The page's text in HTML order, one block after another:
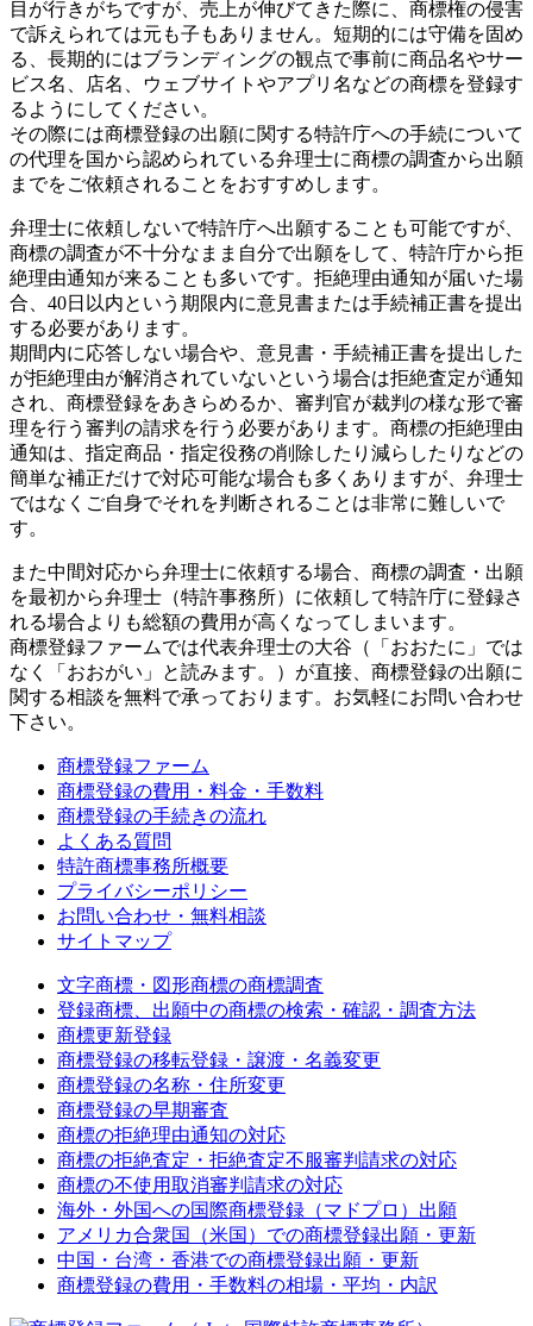
目が行きがちですが、売上が伸びてきた際に、商標権の侵害
で訴えられては元も子もありません。短期的には守備を固め
る、長期的にはブランディングの観点で事前に商品名やサー
ビス名、店名、ウェブサイトやアプリ名などの商標を登録す
るようにしてください。
その際には商標登録の出願に関する特許庁への手続について
の代理を国から認められている弁理士に商標の調査から出願
までをご依頼されることをおすすめします。
弁理士に依頼しないで特許庁へ出願することも可能ですが、
商標の調査が不十分なまま自分で出願をして、特許庁から拒
絶理由通知が来ることも多いです。拒絶理由通知が届いた場
合、40日以内という期限内に意見書または手続補正書を提出
する必要があります。
期間内に応答しない場合や、意見書・手続補正書を提出した
が拒絶理由が解消されていないという場合は拒絶査定が通知
され、商標登録をあきらめるか、審判官が裁判の様な形で審
理を行う審判の請求を行う必要があります。商標の拒絶理由
通知は、指定商品・指定役務の削除したり減らしたりなどの
簡単な補正だけで対応可能な場合も多くありますが、弁理士
ではなくご自身でそれを判断されることは非常に難しいで
す。
また中間対応から弁理士に依頼する場合、商標の調査・出願
を最初から弁理士（特許事務所）に依頼して特許庁に登録さ
れる場合よりも総額の費用が高くなってしまいます。
商標登録ファームでは代表弁理士の大谷（「おおたに」では
なく「おおがい」と読みます。）が直接、商標登録の出願に
関する相談を無料で承っております。お気軽にお問い合わせ
下さい。
商標登録ファーム
商標登録の費用・料金・手数料
商標登録の手続きの流れ
よくある質問
特許商標事務所概要
プライバシーポリシー
お問い合わせ・無料相談
サイトマップ
文字商標・図形商標の商標調査
登録商標、出願中の商標の検索・確認・調査方法
商標更新登録
商標登録の移転登録・譲渡・名義変更
商標登録の名称・住所変更
商標登録の早期審査
商標の拒絶理由通知の対応
商標の拒絶査定・拒絶査定不服審判請求の対応
商標の不使用取消審判請求の対応
海外・外国への国際商標登録（マドプロ）出願
アメリカ合衆国（米国）での商標登録出願・更新
中国・台湾・香港での商標登録出願・更新
商標登録の費用・手数料の相場・平均・内訳